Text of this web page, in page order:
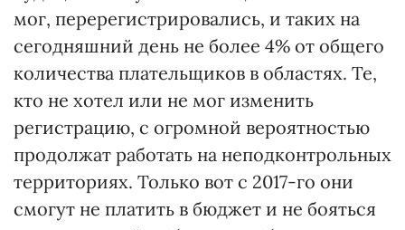
мог, перерегистрировались, и таких на
сегодняшний день не более 4% от общего
количества плательщиков в областях. Те,
кто не хотел или не мог изменить
регистрацию, с огромной вероятностью
продолжат работать на неподконтрольных
территориях. Только вот с 2017-го они
смогут не платить в бюджет и не бояться